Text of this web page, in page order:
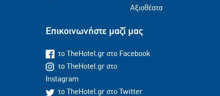
Αξιοθέατα
Επικοινωνήστε μαζί μας
το TheHotel.gr στο Facebook
το TheHotel.gr στο
Instagram
το TheHotel.gr στο Twitter